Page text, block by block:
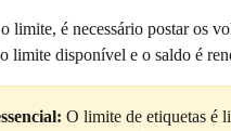
limite, é necessário postar os
limite disponível e o saldo é
O limite de etiquetas é